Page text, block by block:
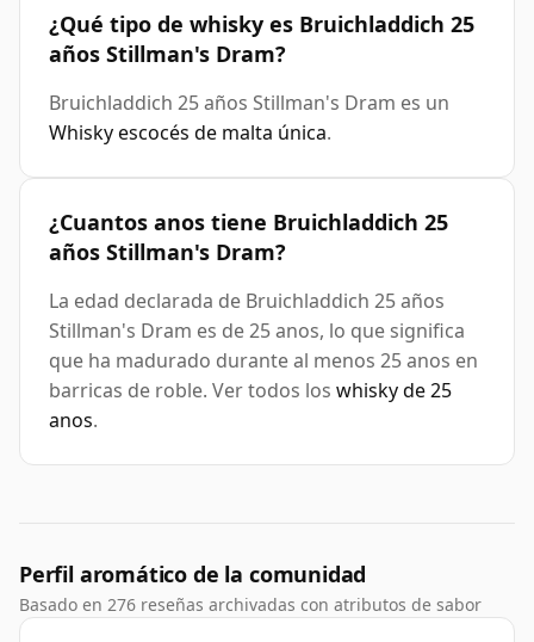
¿Qué tipo de whisky es Bruichladdich 25
años Stillman's Dram?
Bruichladdich 25 años Stillman's Dram es un
Whisky escocés de malta única.
¿Cuantos anos tiene Bruichladdich 25
años Stillman's Dram?
La edad declarada de Bruichladdich 25 años
Stillman's Dram es de 25 anos, lo que significa
que ha madurado durante al menos 25 anos en
barricas de roble. Ver todos los whisky de 25
anos.
Perfil aromático de la comunidad
Basado en 276 reseñas archivadas con atributos de sabor